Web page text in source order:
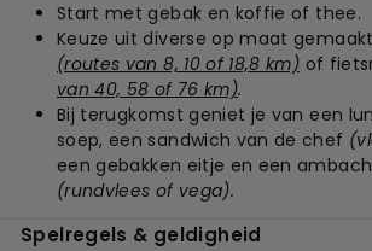
Start met gebak en koffie of thee.
Keuze uit diverse op maat
(routes van 8, 10 of 18,8 km) of
van 40, 58 of 76 km).
Bij terugkomst geniet je van een
soep, een sandwich van de chef
een gebakken eitje en een
(rundvlees of vega).
Spelregels & geldigheid